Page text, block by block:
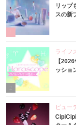
リップ
スの新
ライフ
【
ッショ
ビュー